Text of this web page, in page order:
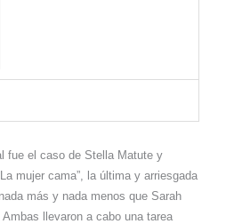
fue el caso de Stella Matute y
mujer cama”, la última y arriesgada
más y nada menos que Sarah
llevaron a cabo una tarea